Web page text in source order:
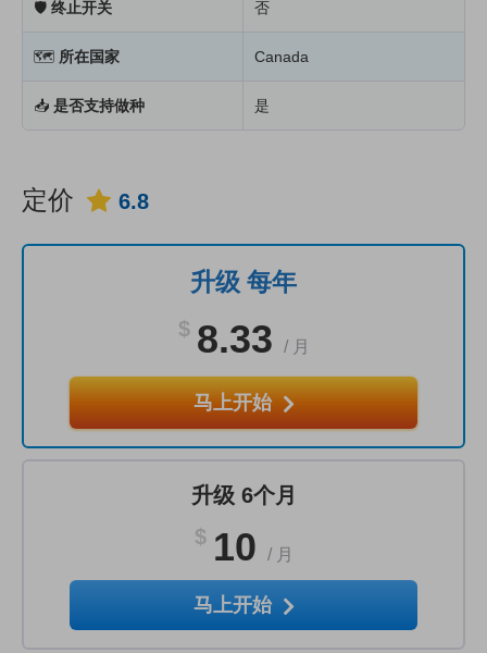
🛡 终止开关 否
🗺 所在国家 Canada
📥 是否支持做种 是
定价 6.8
升级 每年
$ 8.33 / 月
马上开始
升级 6个月
$ 10 / 月
马上开始